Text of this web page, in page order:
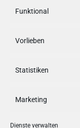
Funktional
Vorlieben
Statistiken
Marketing
Dienste verwalten
Follow us